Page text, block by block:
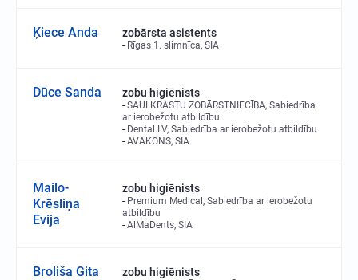
Ķiece Anda zobārsta asistents
Rīgas 1. slimnīca, SIA
Dūce Sanda zobu higiēnists
SAULKRASTU ZOBĀRSTNIECĪBA, Sabiedrība
ar ierobežotu atbildību
Dental.LV, Sabiedrība ar ierobežotu atbildību
AVAKONS, SIA
Mailo-
Krēsliņa
Evija
zobu higiēnists
Premium Medical, Sabiedrība ar ierobežotu
atbildību
AlMaDents, SIA
Broliša Gita zobu higiēnists